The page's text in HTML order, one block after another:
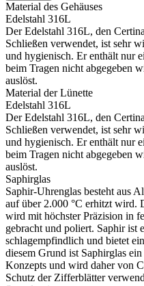
Material des Gehäuses
Edelstahl 316L
Der Edelstahl 316L, den
Schließen verwendet, ist sehr
und hygienisch. Er enthält nur
beim Tragen nicht abgegeben
auslöst.
Material der Lünette
Edelstahl 316L
Der Edelstahl 316L, den
Schließen verwendet, ist sehr
und hygienisch. Er enthält nur
beim Tragen nicht abgegeben
auslöst.
Saphirglas
Saphir-Uhrenglas besteht aus
auf über 2.000 °C erhitzt wird.
wird mit höchster Präzision in
gebracht und poliert. Saphir ist
schlagempfindlich und bietet
diesem Grund ist Saphirglas
Konzepts und wird daher von
Schutz der Zifferblätter